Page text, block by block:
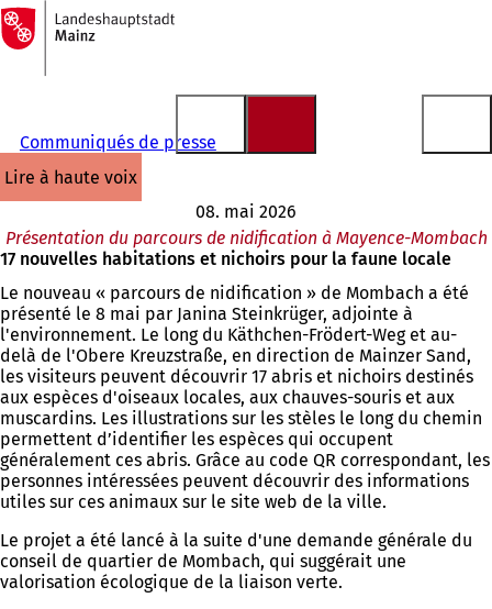
Accéder au contenu
Vers
la
page
d'accueil
Communiqués de presse
lire à haute voix
08. mai 2026
Présentation du parcours de nidification à Mayence-Mombach
17 nouvelles habitations et nichoirs pour la faune locale
Le nouveau « parcours de nidification » de Mombach a été
présenté le 8 mai par Janina Steinkrüger, adjointe à
l'environnement. Le long du Käthchen-Frödert-Weg et au-
delà de l'Obere Kreuzstraße, en direction de Mainzer Sand,
les visiteurs peuvent découvrir 17 abris et nichoirs destinés
aux espèces d'oiseaux locales, aux chauves-souris et aux
muscardins. Les illustrations sur les stèles le long du chemin
permettent d’identifier les espèces qui occupent
généralement ces abris. Grâce au code QR correspondant, les
personnes intéressées peuvent découvrir des informations
utiles sur ces animaux sur le site web de la ville.
Le projet a été lancé à la suite d'une demande générale du
conseil de quartier de Mombach, qui suggérait une
valorisation écologique de la liaison verte.